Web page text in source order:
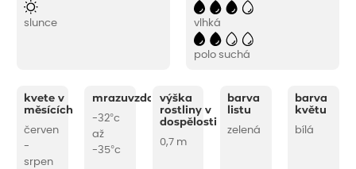
slunce vlhká
polo suchá
kvete v
měsících
červen
-
srpen
mrazuvzdornost
-32°c
až
-35°c
výška
rostliny v
dospělosti
0,7 m
barva
listu
zelená
barva
květu
bílá